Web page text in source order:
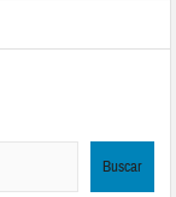
Buscar